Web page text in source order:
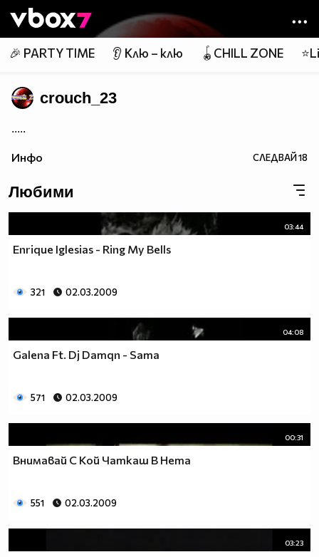
👾
🎉 PARTY TIME 👂 Клю – клю 🪀CHILL ZONE
crouch_23
.....
Инфо СЛЕДВАЙ18
Любими
03:44
Enrique Iglesias - Ring My Bells
321 02.03.2009
04:08
Galena Ft. Dj Damqn - Sama
571 02.03.2009
00:31
Внимавай С Кой Чаткаш В Нета
551 02.03.2009
03:23